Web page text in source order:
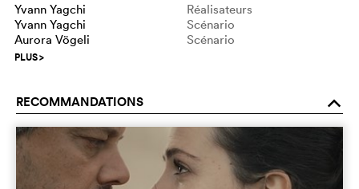
Yvann Yagchi
Réalisateurs
Yvann Yagchi
Scénario
Aurora Vögeli
Scénario
PLUS>
RECOMMANDATIONS o